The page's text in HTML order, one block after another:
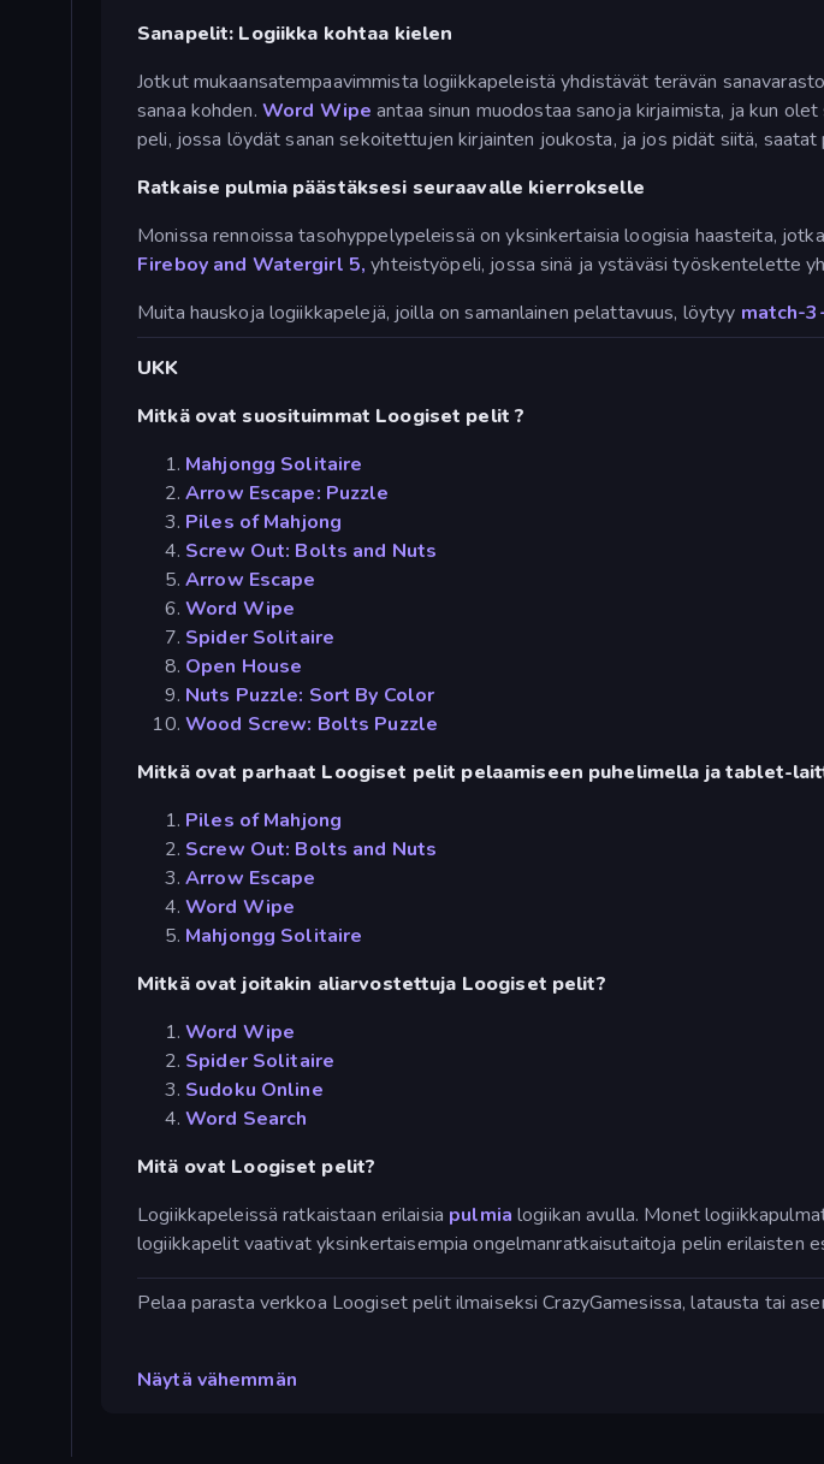
Sanapelit: Logiikka kohtaa kielen
Jotkut mukaansatempaavimmista logiikkapeleistä yhdistävät terävän
sanaa kohden. Word Wipe antaa sinun muodostaa sanoja kirjaimista, ja kun
peli, jossa löydät sanan sekoitettujen kirjainten joukosta, ja jos pidät siitä,
Ratkaise pulmia päästäksesi seuraavalle kierrokselle
Monissa rennoissa tasohyppelypeleissä on yksinkertaisia loogisia haasteita,
Fireboy and Watergirl 5, yhteistyöpeli, jossa sinä ja ystäväsi työskentelette
Muita hauskoja logiikkapelejä, joilla on samanlainen pelattavuus, löytyy match-
UKK
Mitkä ovat suosituimmat Loogiset pelit ?
Mahjongg Solitaire
Arrow Escape: Puzzle
Piles of Mahjong
Screw Out: Bolts and Nuts
Arrow Escape
Word Wipe
Spider Solitaire
Open House
Nuts Puzzle: Sort By Color
Wood Screw: Bolts Puzzle
Mitkä ovat parhaat Loogiset pelit pelaamiseen puhelimella ja tablet-
Piles of Mahjong
Screw Out: Bolts and Nuts
Arrow Escape
Word Wipe
Mahjongg Solitaire
Mitkä ovat joitakin aliarvostettuja Loogiset pelit?
Word Wipe
Spider Solitaire
Sudoku Online
Word Search
Mitä ovat Loogiset pelit?
Logiikkapeleissä ratkaistaan erilaisia pulmia logiikan avulla. Monet
logiikkapelit vaativat yksinkertaisempia ongelmanratkaisutaitoja pelin erilaisten
Pelaa parasta verkkoa Loogiset pelit ilmaiseksi CrazyGamesissa, latausta tai
Näytä vähemmän